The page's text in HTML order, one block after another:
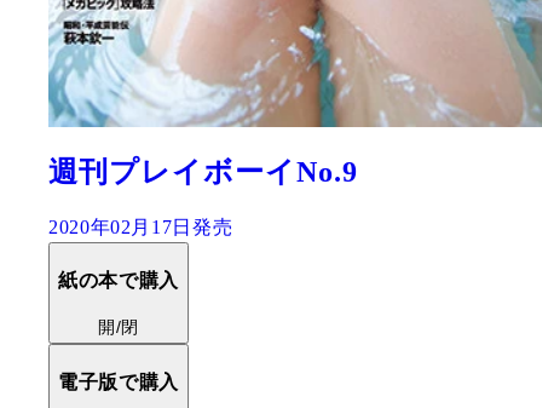
週刊プレイボーイNo.9
2020年02月17日発売
紙の本で購入
開/閉
電子版で購入